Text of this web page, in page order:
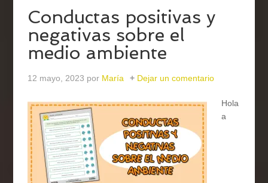
Conductas positivas y
negativas sobre el
medio ambiente
12 mayo, 2023 por María Dejar un comentario
Hola
a